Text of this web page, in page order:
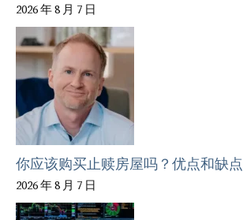
2026 年 8 月 7 日
你应该购买止赎房屋吗？优点和缺点
2026 年 8 月 7 日